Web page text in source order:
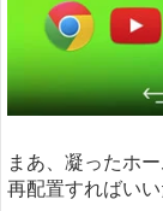
まあ、凝ったホ
再配置すればい